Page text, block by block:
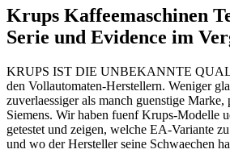
Krups Kaffeemaschinen
Serie und Evidence im
KRUPS IST DIE UNBEKANNTE
den Vollautomaten-Herstellern. Weniger
zuverlaessiger als manch guenstige
Siemens. Wir haben fuenf Krups-Modelle
getestet und zeigen, welche EA-Variante
und wo der Hersteller seine Schwaechen